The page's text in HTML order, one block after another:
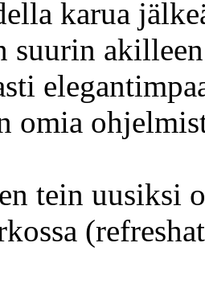
karua
suurin
omia
tein uusiksi